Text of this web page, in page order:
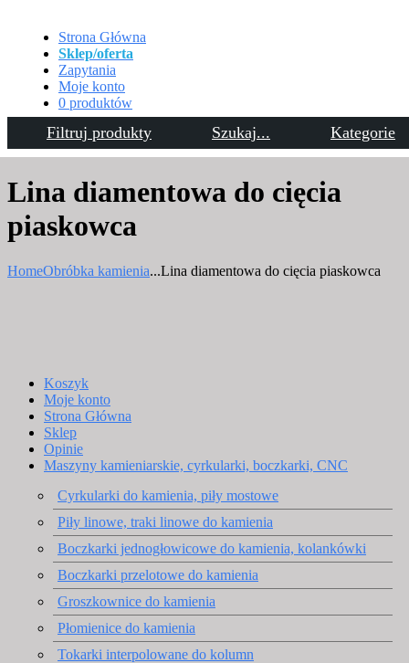
Filtruj produkty Szukaj... Kategorie
Strona Główna
Sklep/oferta
Zapytania
Moje konto
0 produktów
Kontakt
Lina diamentowa do cięcia
piaskowca
HomeObróbka kamienia...Lina diamentowa do cięcia piaskowca
Koszyk
Moje konto
Strona Główna
Sklep
Opinie
Maszyny kamieniarskie, cyrkularki, boczkarki, CNC
Cyrkularki do kamienia, piły mostowe
Piły linowe, traki linowe do kamienia
Boczkarki jednogłowicowe do kamienia, kolankówki
Boczkarki przelotowe do kamienia
Groszkownice do kamienia
Płomienice do kamienia
Tokarki interpolowane do kolumn